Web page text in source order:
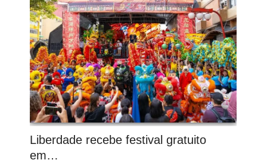
Liberdade recebe festival gratuito
em…